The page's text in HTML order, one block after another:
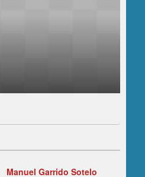
Manuel Garrido Sotelo